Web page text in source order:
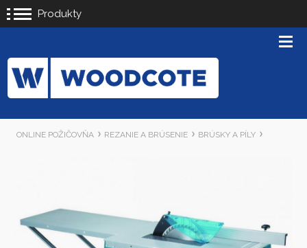
Produkty
ONLINE POŽIČOVŇA REZANIE A BRÚSENIE BRÚSKY A PÍLY